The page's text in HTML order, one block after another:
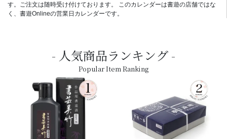
す。ご注文は随時受け付けております。 このカレンダーは書遊の店舗ではな
く、書遊Onlineの営業日カレンダーです。
人気商品ランキング
Popular Item Ranking